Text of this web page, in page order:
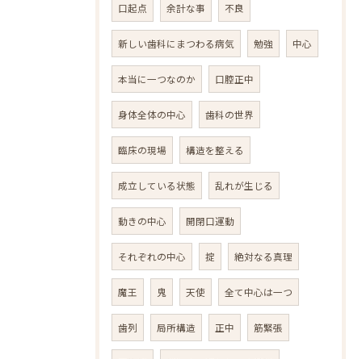
口起点 余計な事 不良
新しい歯科にまつわる病気 勉強 中心
本当に一つなのか 口腔正中
身体全体の中心 歯科の世界
臨床の現場 構造を整える
成立している状態 乱れが生じる
動きの中心 開閉口運動
それぞれの中心 掟 絶対なる真理
魔王 鬼 天使 全て中心は一つ
歯列 局所構造 正中 筋緊張